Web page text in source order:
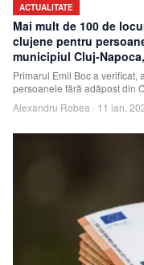
ACTUALITATE
Mai mult de 100 de
clujene pentru
municipiul Cluj-
Primarul Emil Boc a verificat,
persoanele fără adăpost din
Alexandru Robea · 11 ian.